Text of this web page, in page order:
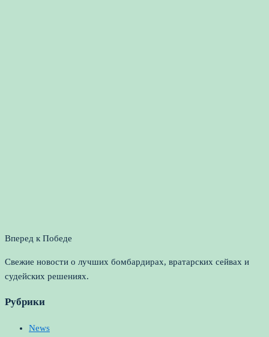
Вперед к Победе
Свежие новости о лучших бомбардирах, вратарских сейвах и
судейских решениях.
Рубрики
News